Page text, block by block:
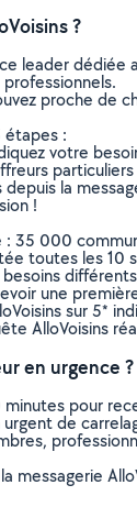
?
leader
proche de
étapes :
votre
depuis la
!
35 000
toutes les 10
une
sur 5*
AlloVoisins
en urgence ?
minutes pour
de
messagerie